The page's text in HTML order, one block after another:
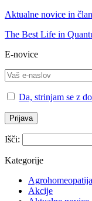
Aktualne novice in
The Best Life in
E-novice
Da, strinjam se z
Išči:
Kategorije
Akcije